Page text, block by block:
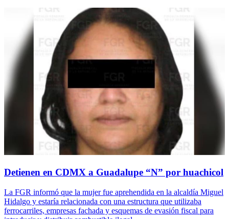
Detienen en CDMX a Guadalupe “N” por huachicol
La FGR informó que la mujer fue aprehendida en la alcaldía Miguel
Hidalgo y estaría relacionada con una estructura que utilizaba
ferrocarriles, empresas fachada y esquemas de evasión fiscal para